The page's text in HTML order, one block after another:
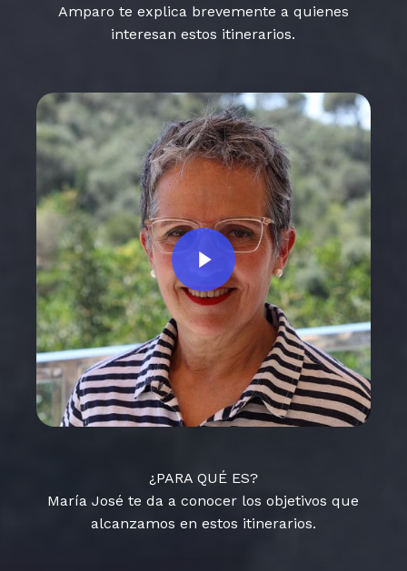
Amparo te explica brevemente a quienes
interesan estos itinerarios.
Play Video
¿PARA QUÉ ES?
María José te da a conocer los objetivos que
alcanzamos en estos itinerarios.